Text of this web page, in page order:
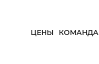
ЦЕНЫ КОМАНДА